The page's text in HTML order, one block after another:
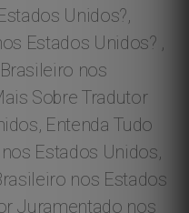
Unidos?,
Estados Unidos? ,
nos
Sobre Tradutor
Entenda Tudo
Estados Unidos,
nos Estados
Juramentado nos